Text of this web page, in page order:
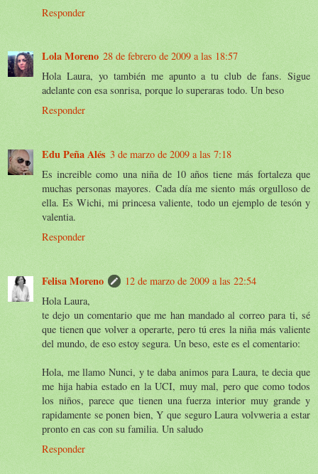
Responder
Lola Moreno 28 de febrero de 2009 a las 18:57
Hola Laura, yo también me apunto a tu club de fans. Sigue
adelante con esa sonrisa, porque lo superaras todo. Un beso
Responder
Edu Peña Alés 3 de marzo de 2009 a las 7:18
Es increible como una niña de 10 años tiene más fortaleza que
muchas personas mayores. Cada día me siento más orgulloso de
ella. Es Wichi, mi princesa valiente, todo un ejemplo de tesón y
valentia.
Responder
Felisa Moreno
12 de marzo de 2009 a las 22:54
Hola Laura,
te dejo un comentario que me han mandado al correo para ti, sé
que tienen que volver a operarte, pero tú eres la niña más valiente
del mundo, de eso estoy segura. Un beso, este es el comentario:
Hola, me llamo Nunci, y te daba animos para Laura, te decia que
me hija habia estado en la UCI, muy mal, pero que como todos
los niños, parece que tienen una fuerza interior muy grande y
rapidamente se ponen bien, Y que seguro Laura volvweria a estar
pronto en cas con su familia. Un saludo
Responder